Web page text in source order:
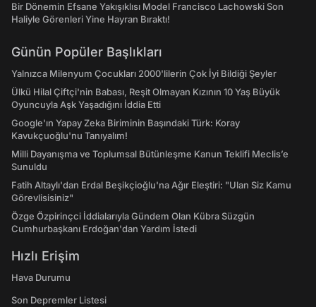
Bir Dönemin Efsane Yakışıklısı Model Francisco Lachowski Son
Haliyle Görenleri Yine Hayran Bıraktı!
Günün Popüler Başlıkları
Yalnızca Milenyum Çocukları 2000'lilerin Çok İyi Bildiği Şeyler
Ülkü Hilal Çiftçi'nin Babası, Reşit Olmayan Kızının 10 Yaş Büyük
Oyuncuyla Aşk Yaşadığını İddia Etti
Google'ın Yapay Zeka Biriminin Başındaki Türk: Koray
Kavukçuoğlu'nu Tanıyalım!
Milli Dayanışma ve Toplumsal Bütünleşme Kanun Teklifi Meclis’e
Sunuldu
Fatih Altaylı'dan Erdal Beşikçioğlu'na Ağır Eleştiri: "Ulan Siz Kamu
Görevlisisiniz"
Özge Özpirinçci İddialarıyla Gündem Olan Kübra Süzgün
Cumhurbaşkanı Erdoğan'dan Yardım İstedi
Hızlı Erişim
Hava Durumu
Son Depremler Listesi